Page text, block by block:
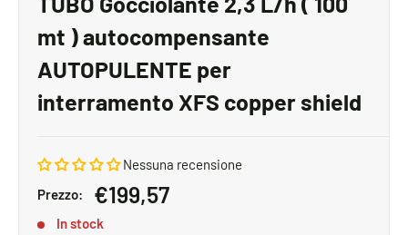
mt ) autocompensante
AUTOPULENTE per
interramento XFS copper shield
Nessuna recensione
Prezzo:
Prezzo
scontato
€199,57
In stock